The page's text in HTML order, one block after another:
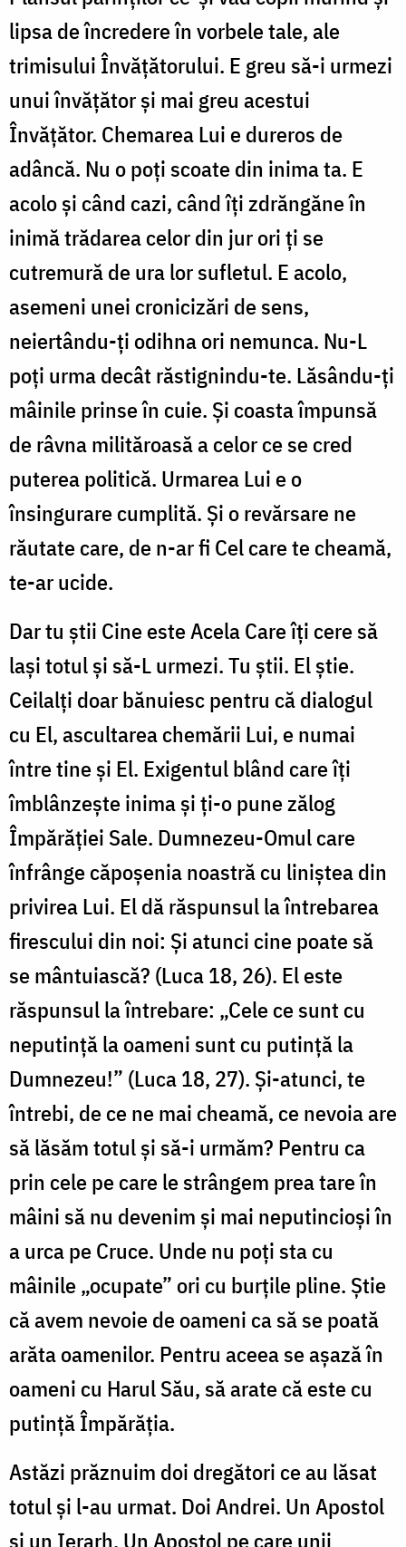
lipsa de încredere în vorbele tale, ale
trimisului Învățătorului. E greu să-i urmezi
unui învățător și mai greu acestui
Învățător. Chemarea Lui e dureros de
adâncă. Nu o poți scoate din inima ta. E
acolo și când cazi, când îți zdrăngăne în
inimă trădarea celor din jur ori ți se
cutremură de ura lor sufletul. E acolo,
asemeni unei cronicizări de sens,
neiertându-ți odihna ori nemunca. Nu-L
poți urma decât răstignindu-te. Lăsându-ți
mâinile prinse în cuie. Și coasta împunsă
de râvna milităroasă a celor ce se cred
puterea politică. Urmarea Lui e o
însingurare cumplită. Și o revărsare ne
răutate care, de n-ar fi Cel care te cheamă,
te-ar ucide.
Dar tu știi Cine este Acela Care îți cere să
lași totul și să-L urmezi. Tu știi. El știe.
Ceilalți doar bănuiesc pentru că dialogul
cu El, ascultarea chemării Lui, e numai
între tine și El. Exigentul blând care îți
îmblânzește inima și ți-o pune zălog
Împărăției Sale. Dumnezeu-Omul care
înfrânge căpoșenia noastră cu liniștea din
privirea Lui. El dă răspunsul la întrebarea
firescului din noi: Și atunci cine poate să
se mântuiască? (Luca 18, 26). El este
răspunsul la întrebare: „Cele ce sunt cu
neputință la oameni sunt cu putință la
Dumnezeu!” (Luca 18, 27). Și-atunci, te
întrebi, de ce ne mai cheamă, ce nevoia are
să lăsăm totul și să-i urmăm? Pentru ca
prin cele pe care le strângem prea tare în
mâini să nu devenim și mai neputincioși în
a urca pe Cruce. Unde nu poți sta cu
mâinile „ocupate” ori cu burțile pline. Știe
că avem nevoie de oameni ca să se poată
arăta oamenilor. Pentru aceea se așază în
oameni cu Harul Său, să arate că este cu
putință Împărăția.
Astăzi prăznuim doi dregători ce au lăsat
totul și l-au urmat. Doi Andrei. Un Apostol
și un Ierarh. Un Apostol pe care unii